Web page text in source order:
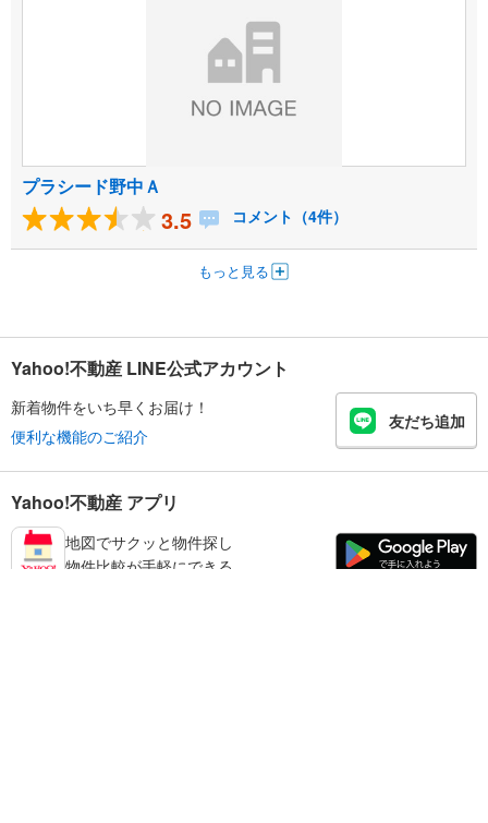
プラシード野中Ａ
3.5 コメント（4件）
もっと見る
Yahoo!不動産 LINE公式アカウント
新着物件をいち早くお届け！
便利な機能のご紹介
友だち追加
Yahoo!不動産 アプリ
地図でサクッと物件探し
物件比較が手軽にできる